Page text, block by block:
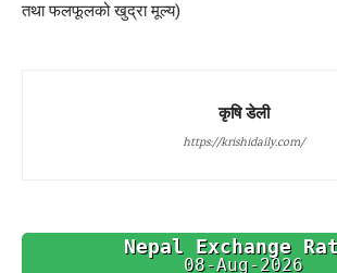
तथा फलफूलको खुद्रा मूल्य)
कृषि डेली
https://krishidaily.com/